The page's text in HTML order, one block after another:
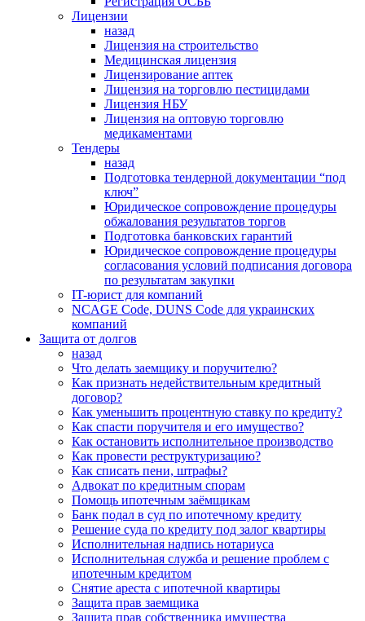
Лицензии
назад
Лицензия на строительство
Медицинская лицензия
Лицензирование аптек
Лицензия на торговлю пестицидами
Лицензия НБУ
Лицензия на оптовую торговлю
медикаментами
Тендеры
назад
Подготовка тендерной документации “под
ключ”
Юридическое сопровождение процедуры
обжалования результатов торгов
Подготовка банковских гарантий
Юридическое сопровождение процедуры
согласования условий подписания договора
по результатам закупки
IT-юрист для компаний
NCAGE Code, DUNS Code для украинских
компаний
Защита от долгов
назад
Что делать заемщику и поручителю?
Как признать недействительным кредитный
договор?
Как уменьшить процентную ставку по кредиту?
Как спасти поручителя и его имущество?
Как остановить исполнительное производство
Как провести реструктуризацию?
Как списать пени, штрафы?
Адвокат по кредитным спорам
Помощь ипотечным заёмщикам
Банк подал в суд по ипотечному кредиту
Решение суда по кредиту под залог квартиры
Исполнительная надпись нотариуса
Исполнительная служба и решение проблем с
ипотечным кредитом
Снятие ареста с ипотечной квартиры
Защита прав заемщика
Защита прав собственника имущества